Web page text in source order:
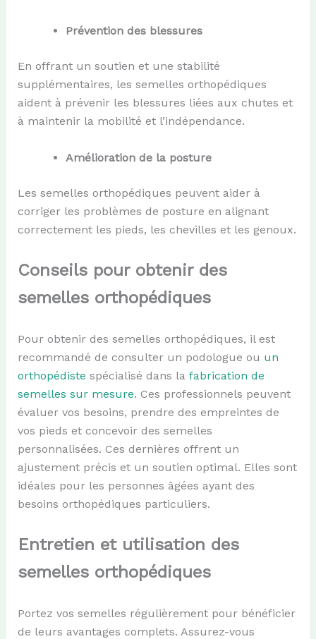
Prévention des blessures
En offrant un soutien et une stabilité
supplémentaires, les semelles orthopédiques
aident à prévenir les blessures liées aux chutes et
à maintenir la mobilité et l’indépendance.
Amélioration de la posture
Les semelles orthopédiques peuvent aider à
corriger les problèmes de posture en alignant
correctement les pieds, les chevilles et les genoux.
Conseils pourobtenir des
semelles orthopédiques
Pour obtenir des semelles orthopédiques, il est
recommandé de consulter un podologue ou un
orthopédiste spécialisé dans la fabrication de
semelles sur mesure. Ces professionnels peuvent
évaluer vos besoins, prendre des empreintes de
vos pieds et concevoir des semelles
personnalisées. Ces dernières offrent un
ajustement précis et un soutien optimal. Elles sont
idéales pour les personnes âgées ayant des
besoins orthopédiques particuliers.
Entretien et utilisation des
semelles orthopédiques
Portez vos semelles régulièrement pour bénéficier
de leurs avantages complets. Assurez-vous